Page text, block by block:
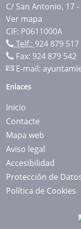
C/ San Antonio, 17
Ver mapa
CIF: P0611000A
Telf.: 924 879 517
Fax: 924 879 542
E-mail:
Enlaces
Inicio
Contacte
Mapa web
Aviso legal
Accesibilidad
Protección de
Política de Cookies